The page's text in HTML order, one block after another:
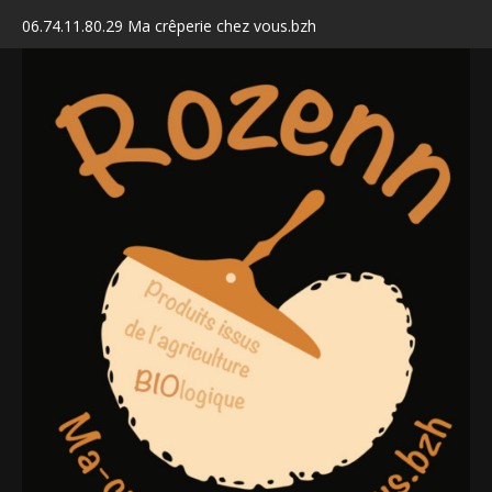
06.74.11.80.29 Ma crêperie chez vous.bzh